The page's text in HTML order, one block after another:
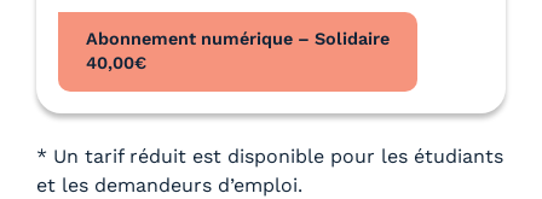
Abonnement numérique – Solidaire
40,00€
* Un tarif réduit est disponible pour les étudiants
et les demandeurs d’emploi.